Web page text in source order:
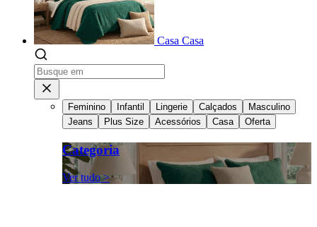
Casa Casa
Feminino Infantil Lingerie Calçados
Masculino
Jeans
Plus Size Acessórios Casa Oferta
Categoria
Ver tudo >